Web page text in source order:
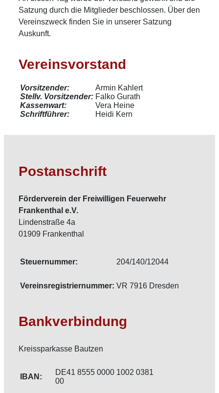
Satzung durch die Mitglieder beschlossen. Über den
Vereinszweck finden Sie in unserer Satzung
Auskunft.
Vereinsvorstand
Vorsitzender:
Stellv. Vorsitzender:
Kassenwart:
Schriftführer:
Armin Kahlert
Falko Gurath
Vera Heine
Heidi Kern
Postanschrift
Förderverein der Freiwilligen Feuerwehr
Frankenthal e.V.
Lindenstraße 4a
01909 Frankenthal
Steuernummer: 204/140/12044
Vereinsregistriernummer: VR 7916 Dresden
Bankverbindung
Kreissparkasse Bautzen
IBAN:
DE41 8555 0000 1002 0381
00